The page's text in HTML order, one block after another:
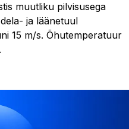
muutliku pilvisusega
ja läänetuul
15 m/s. Õhutemperatuur